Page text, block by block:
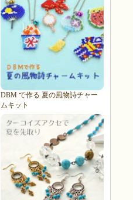
DBM で作る 夏の風物詩チャー
ムキット